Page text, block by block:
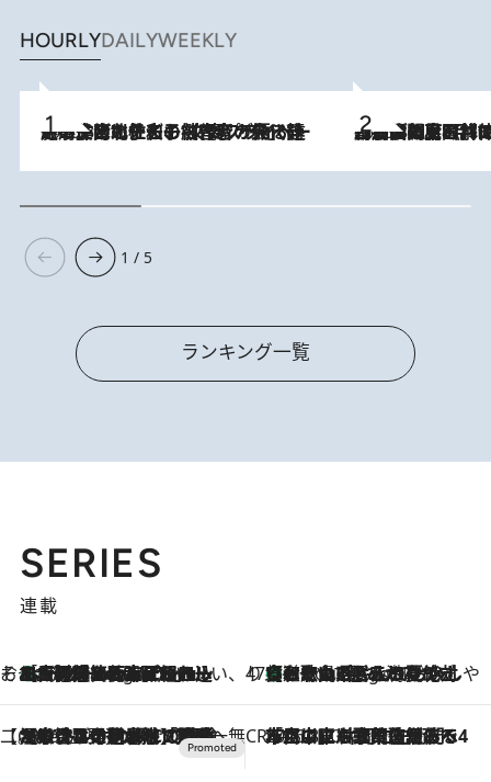
HOURLYDAILYWEEKLY
2026.8.3
《「文士の子ども被害者の会」発足！》阿川佐和子（72）が語る遠藤周作に北杜夫、劇作家・矢代静一の子どもたちの“文豪プライベート事件簿” 2026.8.8
「最後に見られてよかった」上野動物園の東園パンダ舎が解体前に特別公開。8月16日まで延長されたパネル展と共に辿る“半世紀”のパンダ飼育《解体工事の図面あり》
1 / 5
ランキング一覧
SERIES
連載
そおだよおこの関西おいしい、おやつ紀行5 Hours Ago
［大阪府箕面市］一皿一皿目の前で仕上げられる、料理を巧みに組み込んだアシェットデセールコース「ミチル アシェット デセール（Michiru assiette dessert）」 47都道府県の手みやげ ひんやりスイーツで夏を満喫
5 Hours Ago
【和歌山県】この夏絶対食べたい 冷やしておいしいおやつ3選 みかんがごろっと丸ごと入ったジュレ
【CREA×星野リゾート】唯一無二。癒しと発見が待つ場所へ
2026.8.7
【トンボの足水浴】ヒノキの香りに包まれて涼感マックス！約13℃の湧水かけ流しを避暑地「星野温泉 トンボの湯」で体験 CREA'S CHOICE
2026.8.7
「立川にも歌舞伎があるんだよ」 片岡仁左衛門・市川中車ら豪華座組みで4年目の立川立飛歌舞伎へ